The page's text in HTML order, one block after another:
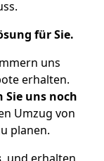
für Sie.
uns
erhalten.
uns noch
Umzug von
planen.